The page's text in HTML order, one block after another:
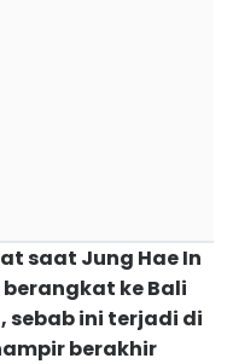
saat Jung Hae In
ke Bali
sebab ini terjadi di
berakhir